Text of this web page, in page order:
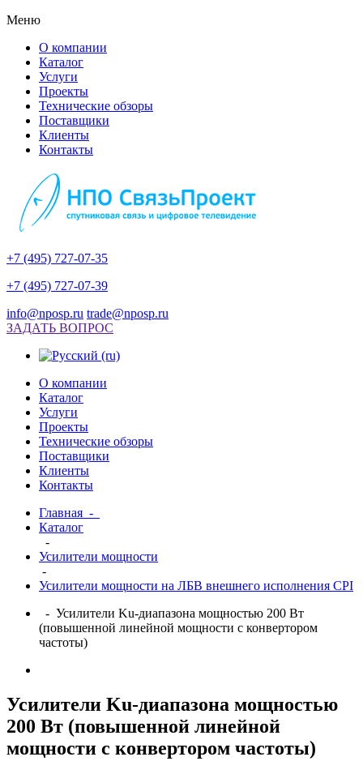
Меню
О компании
Каталог
Услуги
Проекты
Технические обзоры
Поставщики
Клиенты
Контакты
+7 (495) 727-07-35
+7 (495) 727-07-39
info@nposp.ru trade@nposp.ru
ЗАДАТЬ ВОПРОС
О компании
Каталог
Услуги
Проекты
Технические обзоры
Поставщики
Клиенты
Контакты
Главная -
Каталог
-
Усилители мощности
-
Усилители мощности на ЛБВ внешнего исполнения CPI
- Усилители Ku-диапазона мощностью 200 Вт
(повышенной линейной мощности c конвертором
частоты)
Усилители Ku-диапазона мощностью
200 Вт (повышенной линейной
мощности c конвертором частоты)